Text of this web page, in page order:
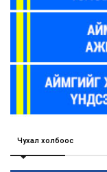
Чухал холбоос